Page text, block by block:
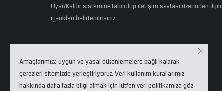
Uyar/Kaldır sistemine tabi olup iletişim sayfası üzerinden ilgili
içerikleri belirtebilirsiniz.
Copyright 2024 | eCloud Tech. Tüm hakları saklıdır.
Amaçlarımıza uygun ve yasal düzenlemelere bağlı kalarak
çerezleri sitemizde yerleştiriyoruz. Veri kullanım kurallarımız
hakkında daha fazla bilgi almak için lütfen veri politikamıza göz